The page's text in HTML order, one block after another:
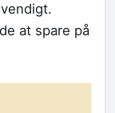
at spare på